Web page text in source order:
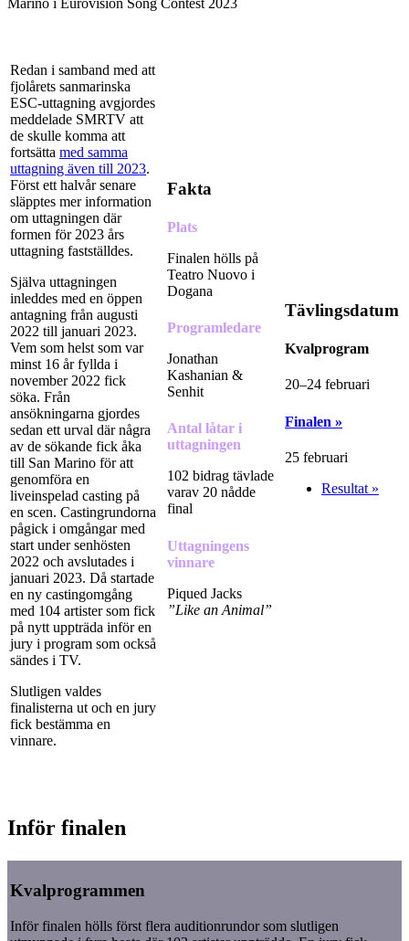
Marino i Eurovision Song Contest 2023
Redan i samband med att
fjolårets sanmarinska
ESC-uttagning avgjordes
meddelade SMRTV att
de skulle komma att
fortsätta med samma
uttagning även till 2023.
Först ett halvår senare
släpptes mer information
om uttagningen där
formen för 2023 års
uttagning fastställdes.
Själva uttagningen
inleddes med en öppen
antagning från augusti
2022 till januari 2023.
Vem som helst som var
minst 16 år fyllda i
november 2022 fick
söka. Från
ansökningarna gjordes
sedan ett urval där några
av de sökande fick åka
till San Marino för att
genomföra en
liveinspelad casting på
en scen. Castingrundorna
pågick i omgångar med
start under senhösten
2022 och avslutades i
januari 2023. Då startade
en ny castingomgång
med 104 artister som fick
på nytt uppträda inför en
jury i program som också
sändes i TV.
Slutligen valdes
finalisterna ut och en jury
fick bestämma en
vinnare.
Fakta
Plats
Finalen hölls på
Teatro Nuovo i
Dogana
Programledare
Jonathan
Kashanian &
Senhit
Antal låtar i
uttagningen
102 bidrag tävlade
varav 20 nådde
final
Uttagningens
vinnare
Piqued Jacks
”Like an Animal”
Tävlingsdatum
Kvalprogram
20–24 februari
Finalen »
25 februari
Resultat »
Inför finalen
Kvalprogrammen
Inför finalen hölls först flera auditionrundor som slutligen